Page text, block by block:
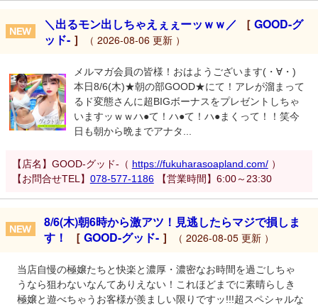
＼出るモン出しちゃえぇぇーッｗｗ／ ［GOOD-グ
ッド- ］ （ 2026-08-06 更新 ）
メルマガ会員の皆様！おはようございます(・∀・)
本日8/6(木)★朝の部GOOD★にて！アレが溜まって
るド変態さんに超BIGボーナスをプレゼントしちゃ
いますッｗｗハ●て！ハ●て！ハ●まくって！！笑今
日も朝から晩までアナタ...
【店名】GOOD-グッド-（ https://fukuharasoapland.com/）
【お問合せTEL】 078-577-1186【営業時間】6:00～23:30
8/6(木)朝6時から激アツ！見逃したらマジで損しま
す！
［GOOD-グッド- ］ （ 2026-08-05 更新 ）
当店自慢の極嬢たちと快楽と濃厚・濃密なお時間を過ごしちゃ
うなら狙わないなんてありえない！これほどまでに素晴らしき
極嬢と遊べちゃうお客様が羨ましい限りですッ!!!超スペシャルな